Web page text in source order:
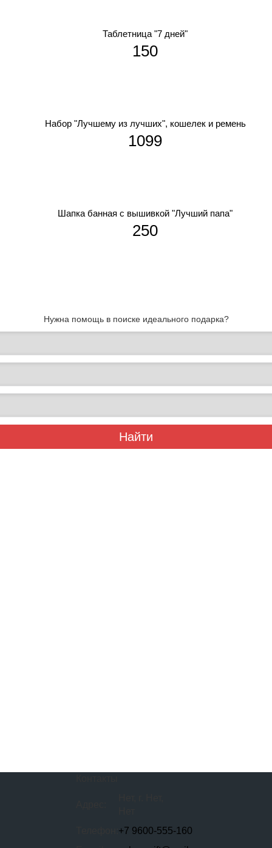
Таблетница "7 дней"
150
Набор "Лучшему из лучших", кошелек и ремень
1099
Шапка банная с вышивкой "Лучший папа"
250
Нужна помощь в поиске идеального подарка?
+7 9600-555-160